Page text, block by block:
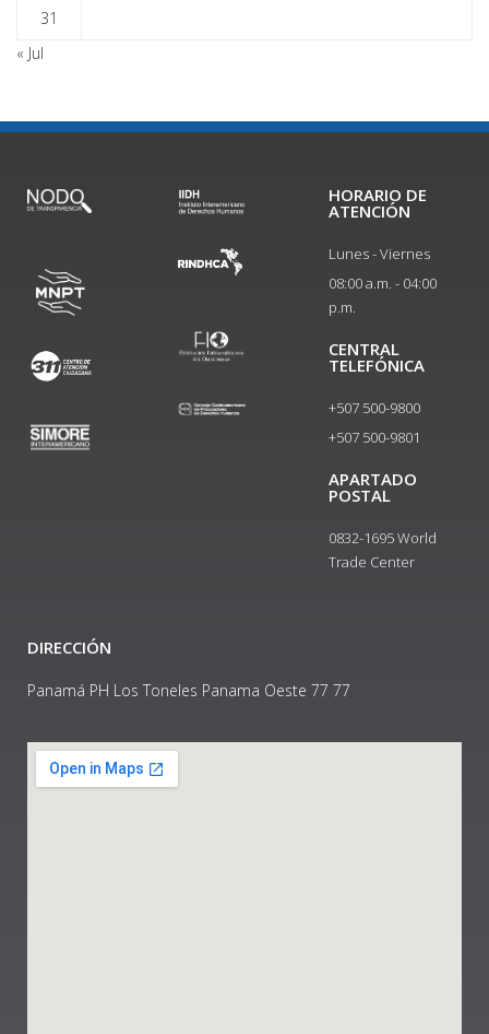
31
« Jul
HORARIO DE
ATENCIÓN
Lunes - Viernes
08:00 a.m. - 04:00
p.m.
CENTRAL
TELEFÓNICA
+507 500-9800
+507 500-9801​
APARTADO
POSTAL
0832-1695 World
Trade Center
DIRECCIÓN
Panamá PH Los Toneles Panama Oeste 77 77